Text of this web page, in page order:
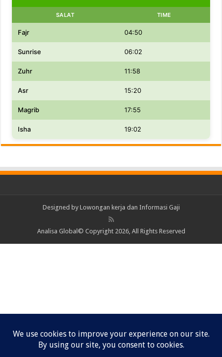
SALAT TIME
Fajr 04:50
Sunrise 06:02
Zuhr 11:58
Asr 15:20
Magrib 17:55
Isha 19:02
Designed by Lowongan kerja dan Informasi Gaji
Analisa Global© Copyright 2026, All Rights Reserved